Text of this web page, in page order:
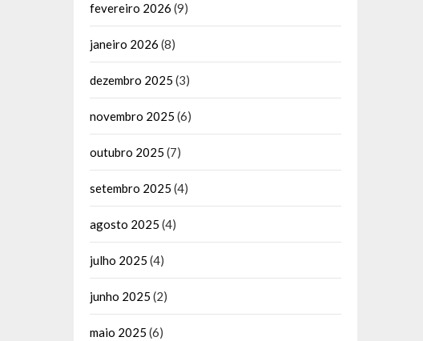
fevereiro 2026 (9)
janeiro 2026 (8)
dezembro 2025 (3)
novembro 2025 (6)
outubro 2025 (7)
setembro 2025 (4)
agosto 2025 (4)
julho 2025 (4)
junho 2025 (2)
maio 2025 (6)